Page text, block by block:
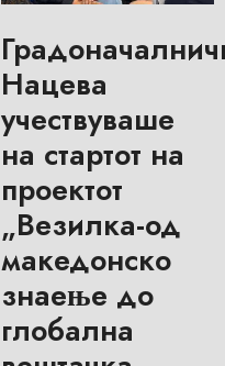
Нацева
учествуваше
на стартот на
проектот
„Везилка-од
македонско
знаење до
глобална